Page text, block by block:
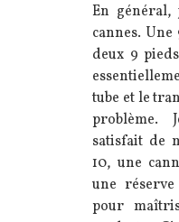
En général,
cannes.
deux 9
tube et le
problème.
satisfait de
10, une
une
pour